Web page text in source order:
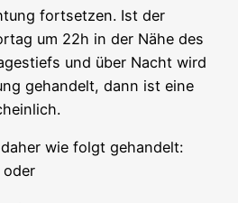
fort­set­zen. Ist der
um 22h in der Nähe des
und über Nacht wird
gehan­delt, dann ist eine
wie folgt gehan­delt:
oder